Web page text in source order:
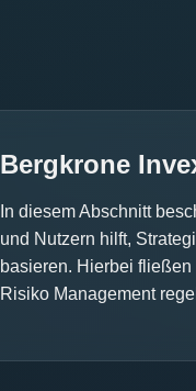
Bergkrone
In diesem Abschnitt
und Nutzern hilft,
basieren. Hierbei
Risiko Management